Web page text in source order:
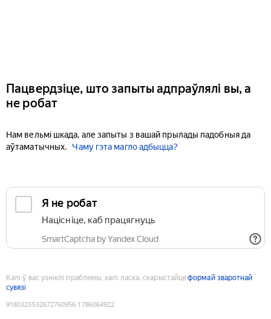
Пацвердзіце, што запыты адпраўлялі вы, а
не робат
Нам вельмі шкада, але запыты з вашай прылады падобныя да
аўтаматычных.
Чаму гэта магло адбыцца?
Я не робат
Націсніце, каб працягнуць
SmartCaptcha by Yandex Cloud
Калі ў вас узніклі праблемы, калі ласка, скарыстайцеформай зваротнай
сувязі
9180323532672760956:1786064922